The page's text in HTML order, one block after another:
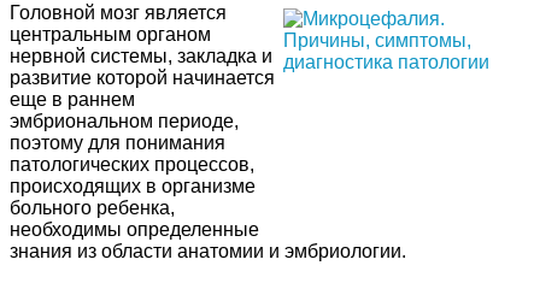
Головной мозг является
центральным органом
нервной системы, закладка и
развитие которой начинается
еще в раннем
эмбриональном периоде,
поэтому для понимания
патологических процессов,
происходящих в организме
больного ребенка,
необходимы определенные
знания из области анатомии и эмбриологии.